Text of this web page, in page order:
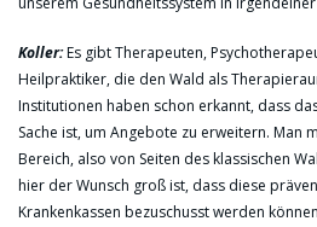
Koller:Es gibt Therapeuten,
Heilpraktiker, die den Wald als
Institutionen haben schon erkannt, dass
Sache ist, um Angebote zu erweitern. Man
Bereich, also von Seiten des klassischen
hier der Wunsch groß ist, dass diese
Krankenkassen bezuschusst werden